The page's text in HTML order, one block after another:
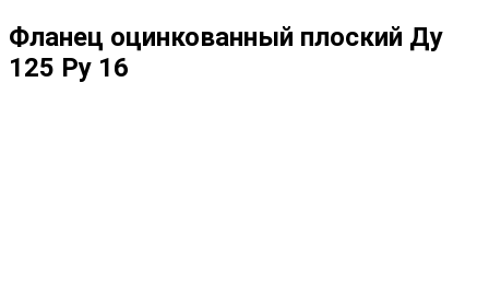
Фланец оцинкованный плоский Ду
125 Ру 16